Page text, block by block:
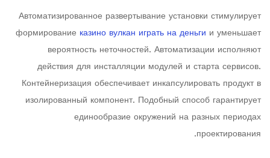
Автоматизированное развертывание установки стимулирует
формирование казино вулкан играть на деньги и уменьшает
вероятность неточностей. Автоматизации исполняют
действия для инсталляции модулей и старта сервисов.
Контейнеризация обеспечивает инкапсулировать продукт в
изолированный компонент. Подобный способ гарантирует
единообразие окружений на разных периодах
проектирования.